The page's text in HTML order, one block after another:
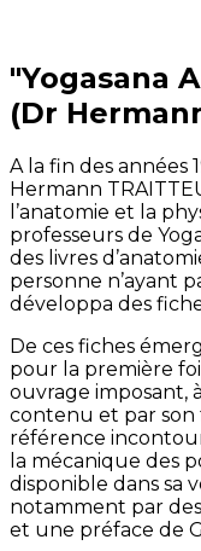
"Yogasana
(Dr
A la fin des années
Hermann
l’anatomie et la
professeurs de
des livres
personne n’ayant
développa des
De ces fiches
pour la première
ouvrage imposant,
contenu et par son
référence
la mécanique des
disponible dans sa
notamment par
et une préface de